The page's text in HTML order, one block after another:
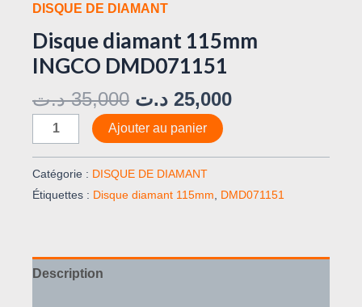
DISQUE DE DIAMANT
Disque diamant 115mm
INGCO DMD071151
35,000 د.ت 25,000 د.ت
Ajouter au panier
Catégorie : DISQUE DE DIAMANT
Étiquettes : Disque diamant 115mm, DMD071151
Description